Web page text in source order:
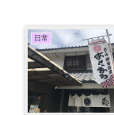
日常